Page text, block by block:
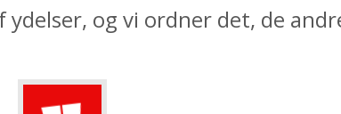
og vi ordner det, de